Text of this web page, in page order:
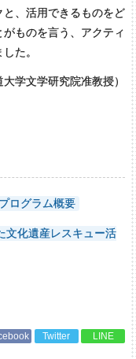
、活用できるものをど
ものを言う、アクティ
た。
学文学研究院准教授）
ログラム概要
文化遺産レスキュー活
Twitter LINE